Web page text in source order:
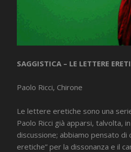
SAGGISTICA – LE LETTERE
Paolo Ricci, Chirone
Le lettere eretiche sono una
Paolo Ricci già apparsi, talvolta,
discussione; abbiamo pensato di
eretiche” per la dissonanza e il